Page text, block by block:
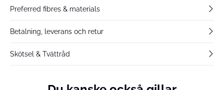
Preferred fibres & materials
Betalning, leverans och retur
Skötsel & Tvättråd